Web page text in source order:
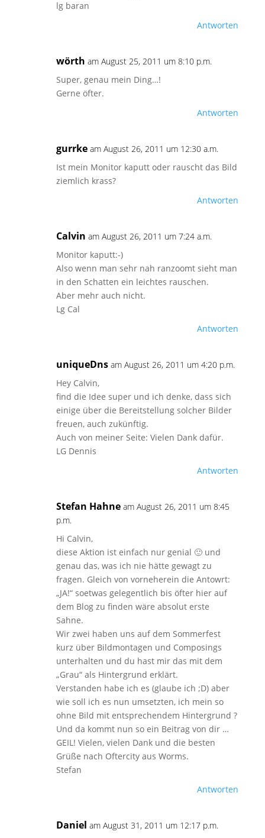
lg baran
Antworten
wörth am August 25, 2011 um 8:10 p.m.
Super, genau mein Ding…!
Gerne öfter.
Antworten
gurrke am August 26, 2011 um 12:30 a.m.
Ist mein Monitor kaputt oder rauscht das Bild
ziemlich krass?
Antworten
Calvin am August 26, 2011 um 7:24 a.m.
Monitor kaputt:-)
Also wenn man sehr nah ranzoomt sieht man
in den Schatten ein leichtes rauschen.
Aber mehr auch nicht.
Lg Cal
Antworten
uniqueDns am August 26, 2011 um 4:20 p.m.
Hey Calvin,
find die Idee super und ich denke, dass sich
einige über die Bereitstellung solcher Bilder
freuen, auch zukünftig.
Auch von meiner Seite: Vielen Dank dafür.
LG Dennis
Antworten
Stefan Hahne am August 26, 2011 um 8:45
p.m.
Hi Calvin,
diese Aktion ist einfach nur genial 🙂 und
genau das, was ich nie hätte gewagt zu
fragen. Gleich von vorneherein die Antowrt:
„JA!“ soetwas gelegentlich bis öfter hier auf
dem Blog zu finden wäre absolut erste
Sahne.
Wir zwei haben uns auf dem Sommerfest
kurz über Bildmontagen und Composings
unterhalten und du hast mir das mit dem
„Grau“ als Hintergrund erklärt.
Verstanden habe ich es (glaube ich ;D) aber
wie soll ich es nun umsetzten, ich mein so
ohne Bild mit entsprechendem Hintergrund ?
Und da kommt nun so ein Beitrag von dir …
GEIL! Vielen, vielen Dank und die besten
Grüße nach Oftercity aus Worms.
Stefan
Antworten
Daniel am August 31, 2011 um 12:17 p.m.